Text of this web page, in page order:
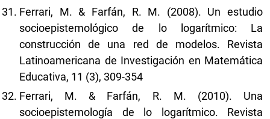
Ferrari, M. & Farfán, R. M. (2008). Un estudio
socioepistemológico de lo logarítmico: La
construcción de una red de modelos. Revista
Latinoamericana de Investigación en Matemática
Educativa, 11 (3), 309-354
Ferrari, M. & Farfán, R. M. (2010). Una
socioepistemología de lo logarítmico. Revista